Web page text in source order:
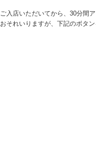
ご入店いただいてから、30分間
おそれいりますが、下記のボタ